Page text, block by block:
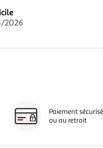
2026
Paiement
ou au retrait